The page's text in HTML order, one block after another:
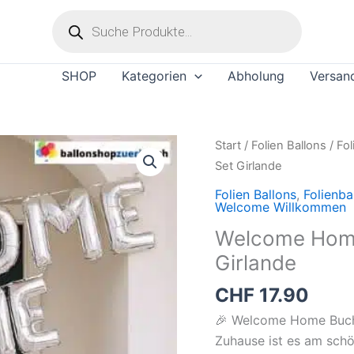
SHOP Kategorien Abholung
Start / Folien Ballons /
Set Girlande
Folien Ballons,
Welcome Willkommen
Welcome
Girlande
CHF 17.90
🎉 Welcome Home
Zuhause ist es am
Welcome
Home
Buchstaben
Ballon
Set
Girlande
Menge